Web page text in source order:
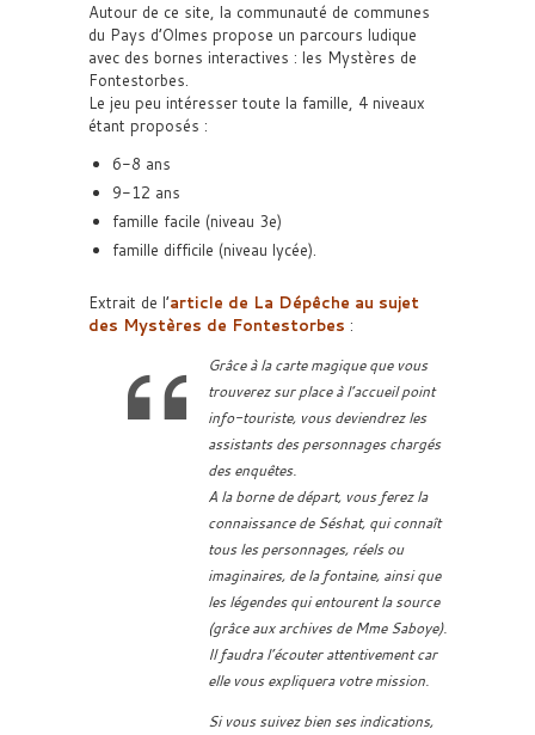
Autour de ce site, la communauté de communes
du Pays d’Olmes propose un parcours ludique
avec des bornes interactives : les Mystères de
Fontestorbes.
Le jeu peu intéresser toute la famille, 4 niveaux
étant proposés :
6-8 ans
9-12 ans
famille facile (niveau 3e)
famille difficile (niveau lycée).
Extrait de l’article de La Dépêche au sujet
des Mystères de Fontestorbes :
Grâce à la carte magique que vous
trouverez sur place à l’accueil point
info-touriste, vous deviendrez les
assistants des personnages chargés
des enquêtes.
A la borne de départ, vous ferez la
connaissance de Séshat, qui connaît
tous les personnages, réels ou
imaginaires, de la fontaine, ainsi que
les légendes qui entourent la source
(grâce aux archives de Mme Saboye).
Il faudra l’écouter attentivement car
elle vous expliquera votre mission.
Si vous suivez bien ses indications,